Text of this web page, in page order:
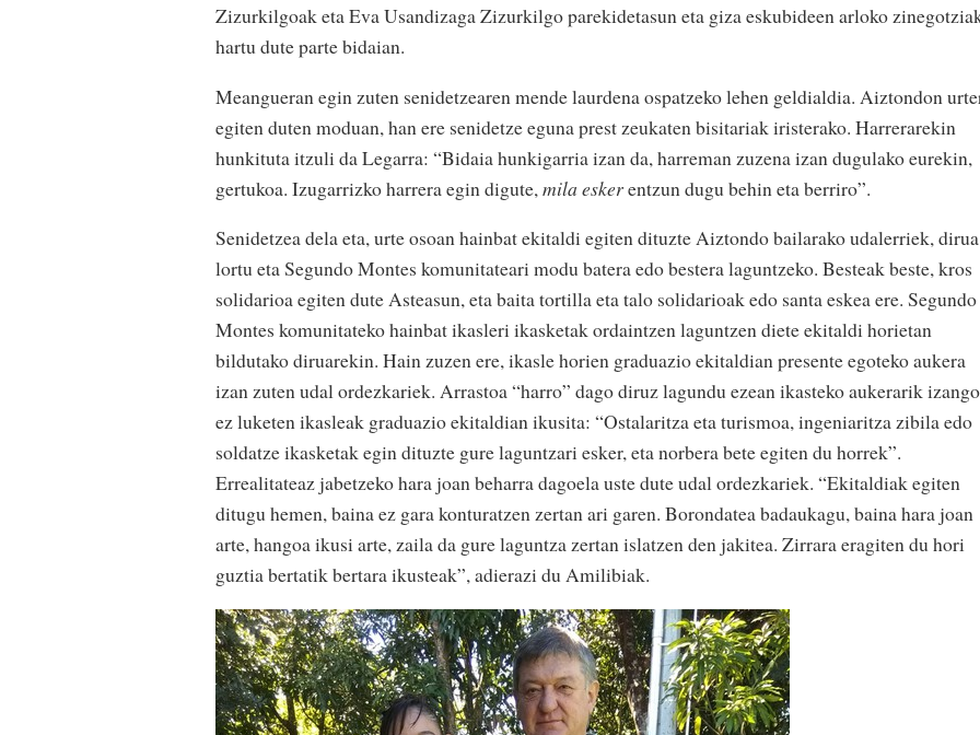
Zizurkilgoak eta Eva Usandizaga Zizurkilgo parekidetasun eta giza eskubideen arloko
hartu dute parte bidaian.
Meangueran egin zuten senidetzearen mende laurdena ospatzeko lehen geldialdia. Aiztondon
egiten duten moduan, han ere senidetze eguna prest zeukaten bisitariak iristerako. Harrerarekin
hunkituta itzuli da Legarra: “Bidaia hunkigarria izan da, harreman zuzena izan dugulako eurekin,
gertukoa. Izugarrizko harrera egin digute, mila eskerentzun dugu behin eta berriro”.
Senidetzea dela eta, urte osoan hainbat ekitaldi egiten dituzte Aiztondo bailarako udalerriek, dirua
lortu eta Segundo Montes komunitateari modu batera edo bestera laguntzeko. Besteak beste, kros
solidarioa egiten dute Asteasun, eta baita tortilla eta talo solidarioak edo santa eskea ere. Segundo
Montes komunitateko hainbat ikasleri ikasketak ordaintzen laguntzen diete ekitaldi horietan
bildutako diruarekin. Hain zuzen ere, ikasle horien graduazio ekitaldian presente egoteko aukera
izan zuten udal ordezkariek. Arrastoa “harro” dago diruz lagundu ezean ikasteko aukerarik izango
ez luketen ikasleak graduazio ekitaldian ikusita: “Ostalaritza eta turismoa, ingeniaritza zibila edo
soldatze ikasketak egin dituzte gure laguntzari esker, eta norbera bete egiten du horrek”.
Errealitateaz jabetzeko hara joan beharra dagoela uste dute udal ordezkariek. “Ekitaldiak egiten
ditugu hemen, baina ez gara konturatzen zertan ari garen. Borondatea badaukagu, baina hara joan
arte, hangoa ikusi arte, zaila da gure laguntza zertan islatzen den jakitea. Zirrara eragiten du hori
guztia bertatik bertara ikusteak”, adierazi du Amilibiak.